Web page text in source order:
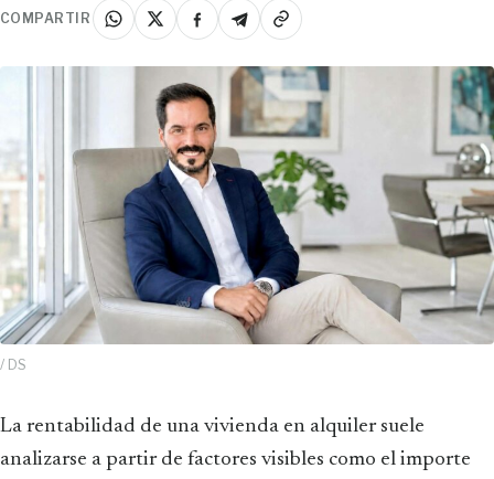
COMPARTIR
/ DS
La rentabilidad de una vivienda en alquiler suele
analizarse a partir de factores visibles como el importe